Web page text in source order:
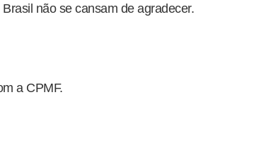
não se cansam de agradecer.
a CPMF.